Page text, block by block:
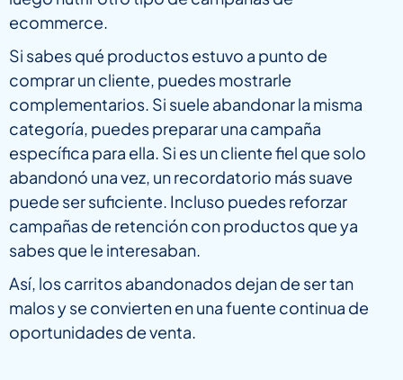
ecommerce.
Si sabes qué productos estuvo a punto de
comprar un cliente, puedes mostrarle
complementarios. Si suele abandonar la misma
categoría, puedes preparar una campaña
específica para ella. Si es un cliente fiel que solo
abandonó una vez, un recordatorio más suave
puede ser suficiente. Incluso puedes reforzar
campañas de retención con productos que ya
sabes que le interesaban.
Así, los carritos abandonados dejan de ser tan
malos y se convierten en una fuente continua de
oportunidades de venta.